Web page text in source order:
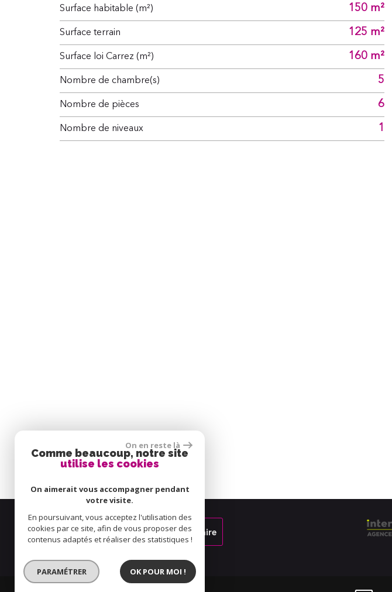
Surface habitable (m²) 150 m²
surface terrain 125 m²
Surface loi Carrez (m²) 160 m²
Nombre de chambre(s) 5
Nombre de pièces 6
Nombre de niveaux 1
Espace propriétaire
On en reste là
Comme beaucoup, notre site
utilise les cookies
On aimerait vous accompagner pendant
votre visite.
En poursuivant, vous acceptez l'utilisation des
cookies par ce site, afin de vous proposer des
contenus adaptés et réaliser des statistiques !
PARAMÉTRER OK POUR MOI !